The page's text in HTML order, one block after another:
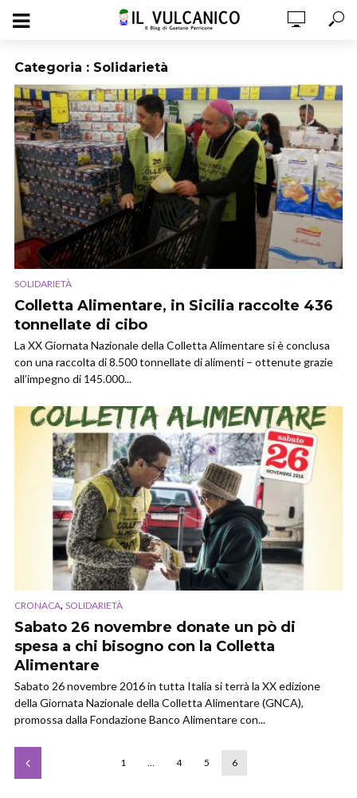
Categoria : Solidarietà
SOLIDARIETÀ
Colletta Alimentare, in Sicilia raccolte 436
tonnellate di cibo
La XX Giornata Nazionale della Colletta Alimentare si è conclusa
con una raccolta di 8.500 tonnellate di alimenti – ottenute grazie
all’impegno di 145.000...
CRONACA, SOLIDARIETÀ
Sabato 26 novembre donate un pò di
spesa a chi bisogno con la Colletta
Alimentare
Sabato 26 novembre 2016 in tutta Italia si terrà la XX edizione
della Giornata Nazionale della Colletta Alimentare (GNCA),
promossa dalla Fondazione Banco Alimentare con...
1 … 4 5 6